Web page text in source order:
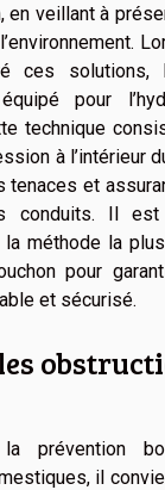
en veillant à
ces solutions,
pour
technique
à l’intérieur
et
conduits. Il est
méthode la
pour
et sécurisé.
prévention
il